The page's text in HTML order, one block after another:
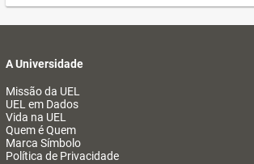
A Universidade
Missão da UEL
UEL em Dados
Vida na UEL
Quem é Quem
Marca Símbolo
Política de Privacidade